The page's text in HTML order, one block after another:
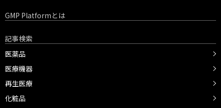
GMP Platformとは
記事検索
医薬品
医療機器
再生医療
化粧品